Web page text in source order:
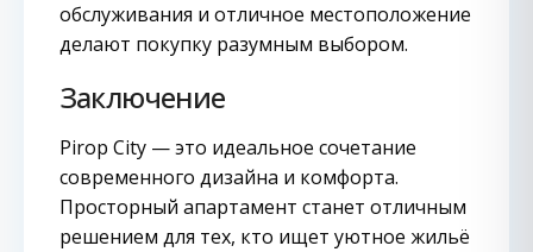
обслуживания и отличное местоположение
делают покупку разумным выбором.
Заключение
Pirop City — это идеальное сочетание
современного дизайна и комфорта.
Просторный апартамент станет отличным
решением для тех, кто ищет уютное жильё